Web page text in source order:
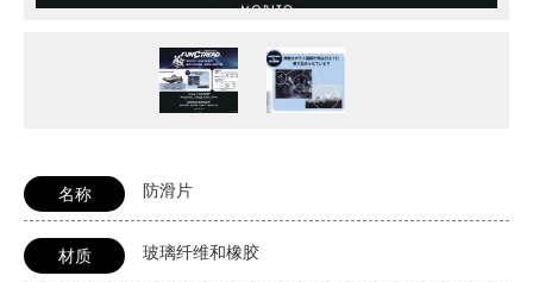
名称 防滑片
材质 玻璃纤维和橡胶